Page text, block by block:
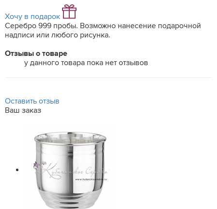
Хочу в подарок
Серебро 999 пробы. Возможно нанесение подарочной
надписи или любого рисунка.
Отзывы о товаре
у данного товара пока нет отзывов
Оставить отзыв
Ваш заказ